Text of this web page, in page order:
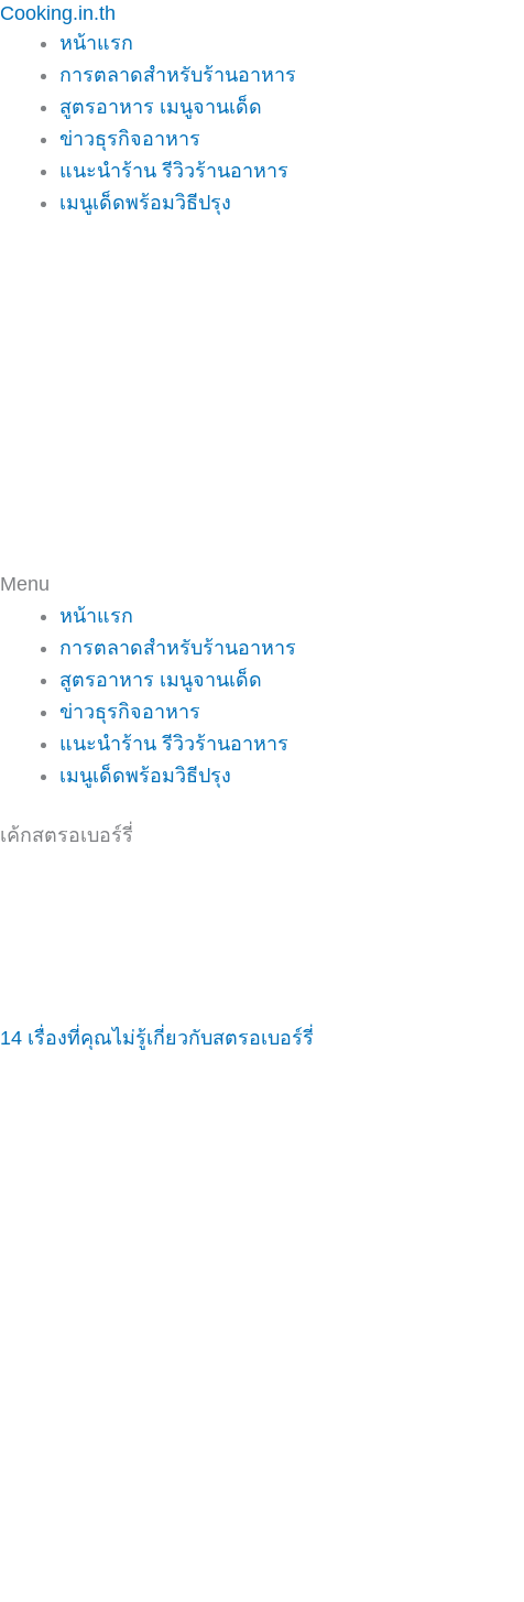
Skip
content
Cooking.in.th
หน้าแรก
การตลาดสำหรับร้านอาหาร
สูตรอาหาร เมนูจานเด็ด
ข่าวธุรกิจอาหาร
แนะนำร้าน รีวิวร้านอาหาร
เมนูเด็ดพร้อมวิธีปรุง
Menu
หน้าแรก
การตลาดสำหรับร้านอาหาร
สูตรอาหาร เมนูจานเด็ด
ข่าวธุรกิจอาหาร
แนะนำร้าน รีวิวร้านอาหาร
เมนูเด็ดพร้อมวิธีปรุง
เค้กสตรอเบอร์รี่
14 เรื่องที่คุณไม่รู้เกี่ยวกับสตรอเบอร์รี่